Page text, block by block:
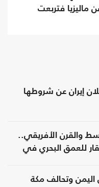
ماليزيا فتربعت
إيران عن شروطها
والقرن الأفريقي..
للعمق البحري في
وتحالف مكة